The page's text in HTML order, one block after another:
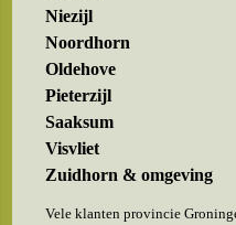
Niezijl
Noordhorn
Oldehove
Pieterzijl
Saaksum
Visvliet
Zuidhorn & omgeving
Vele klanten provincie